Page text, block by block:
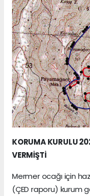
KORUMA KURULU
VERMİŞTİ
Mermer ocağı için
(ÇED raporu) kurum